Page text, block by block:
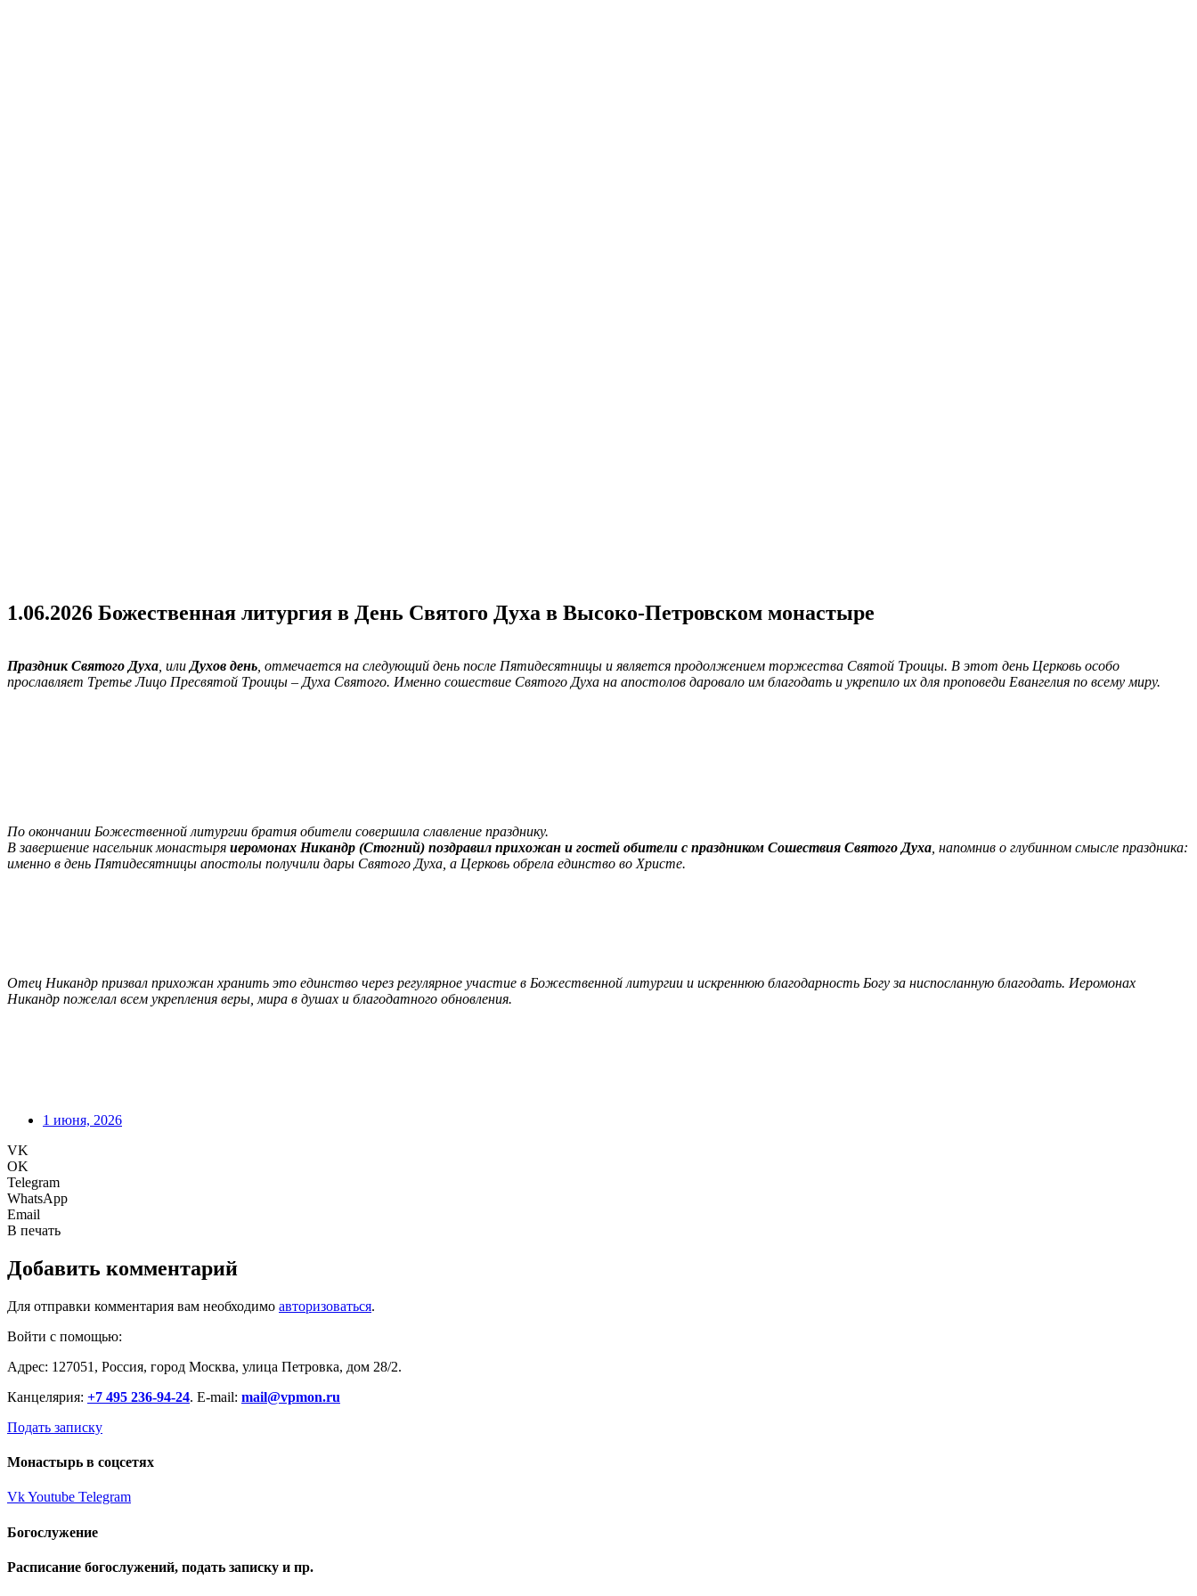
1.06.2026 Божественная литургия в День Святого Духа в Высоко-Петровском монастыре
Праздник Святого Духа , или Духов день , отмечается на следующий день после Пятидесятницы и является продолжением торжества Святой Троицы. В этот день Церковь особо
прославляет Третье Лицо Пресвятой Троицы – Духа Святого. Именно сошествие Святого Духа на апостолов даровало им благодать и укрепило их для проповеди Евангелия по всему миру.
По окончании Божественной литургии братия обители совершила славление празднику.
В завершение насельник монастыря иеромонах Никандр (Стогний) поздравил прихожан и гостей обители с праздником Сошествия Святого Духа , напомнив о глубинном смысле праздника:
именно в день Пятидесятницы апостолы получили дары Святого Духа, а Церковь обрела единство во Христе.
Отец Никандр призвал прихожан хранить это единство через регулярное участие в Божественной литургии и искреннюю благодарность Богу за ниспосланную благодать. Иеромонах
Никандр пожелал всем укрепления веры, мира в душах и благодатного обновления.
1 июня, 2026
VK
OK
Telegram
WhatsApp
Email
В печать
Добавить комментарий
Для отправки комментария вам необходимо авторизоваться.
Войти с помощью:
Адрес: 127051, Россия, город Москва, улица Петровка, дом 28/2.
Канцелярия: +7 495 236-94-24. E-mail: mail@vpmon.ru
Подать записку
Монастырь в соцсетях
VkYoutube Telegram
Богослужение
Расписание богослужений, подать записку и пр.